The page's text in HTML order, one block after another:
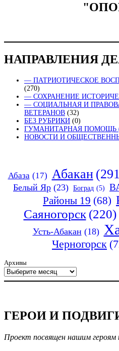
НАПРАВЛЕНИЯ
— ПАТРИОТИЧЕСКОЕ
(270)
— СОХРАНЕНИЕ
— СОЦИАЛЬНАЯ И
ВЕТЕРАНОВ (32)
БЕЗ РУБРИКИ (0)
ГУМАНИТАРНАЯ ПОМОЩЬ
НОВОСТИ И
Абаза (17) Абакан
Белый Яр (23) Боград (5)
Районы 19 (68)
Саяногорск (220)
Усть-Абакан (18)
Черногорск
Архивы
ГЕРОИ И
Проект посвящен нашим героям